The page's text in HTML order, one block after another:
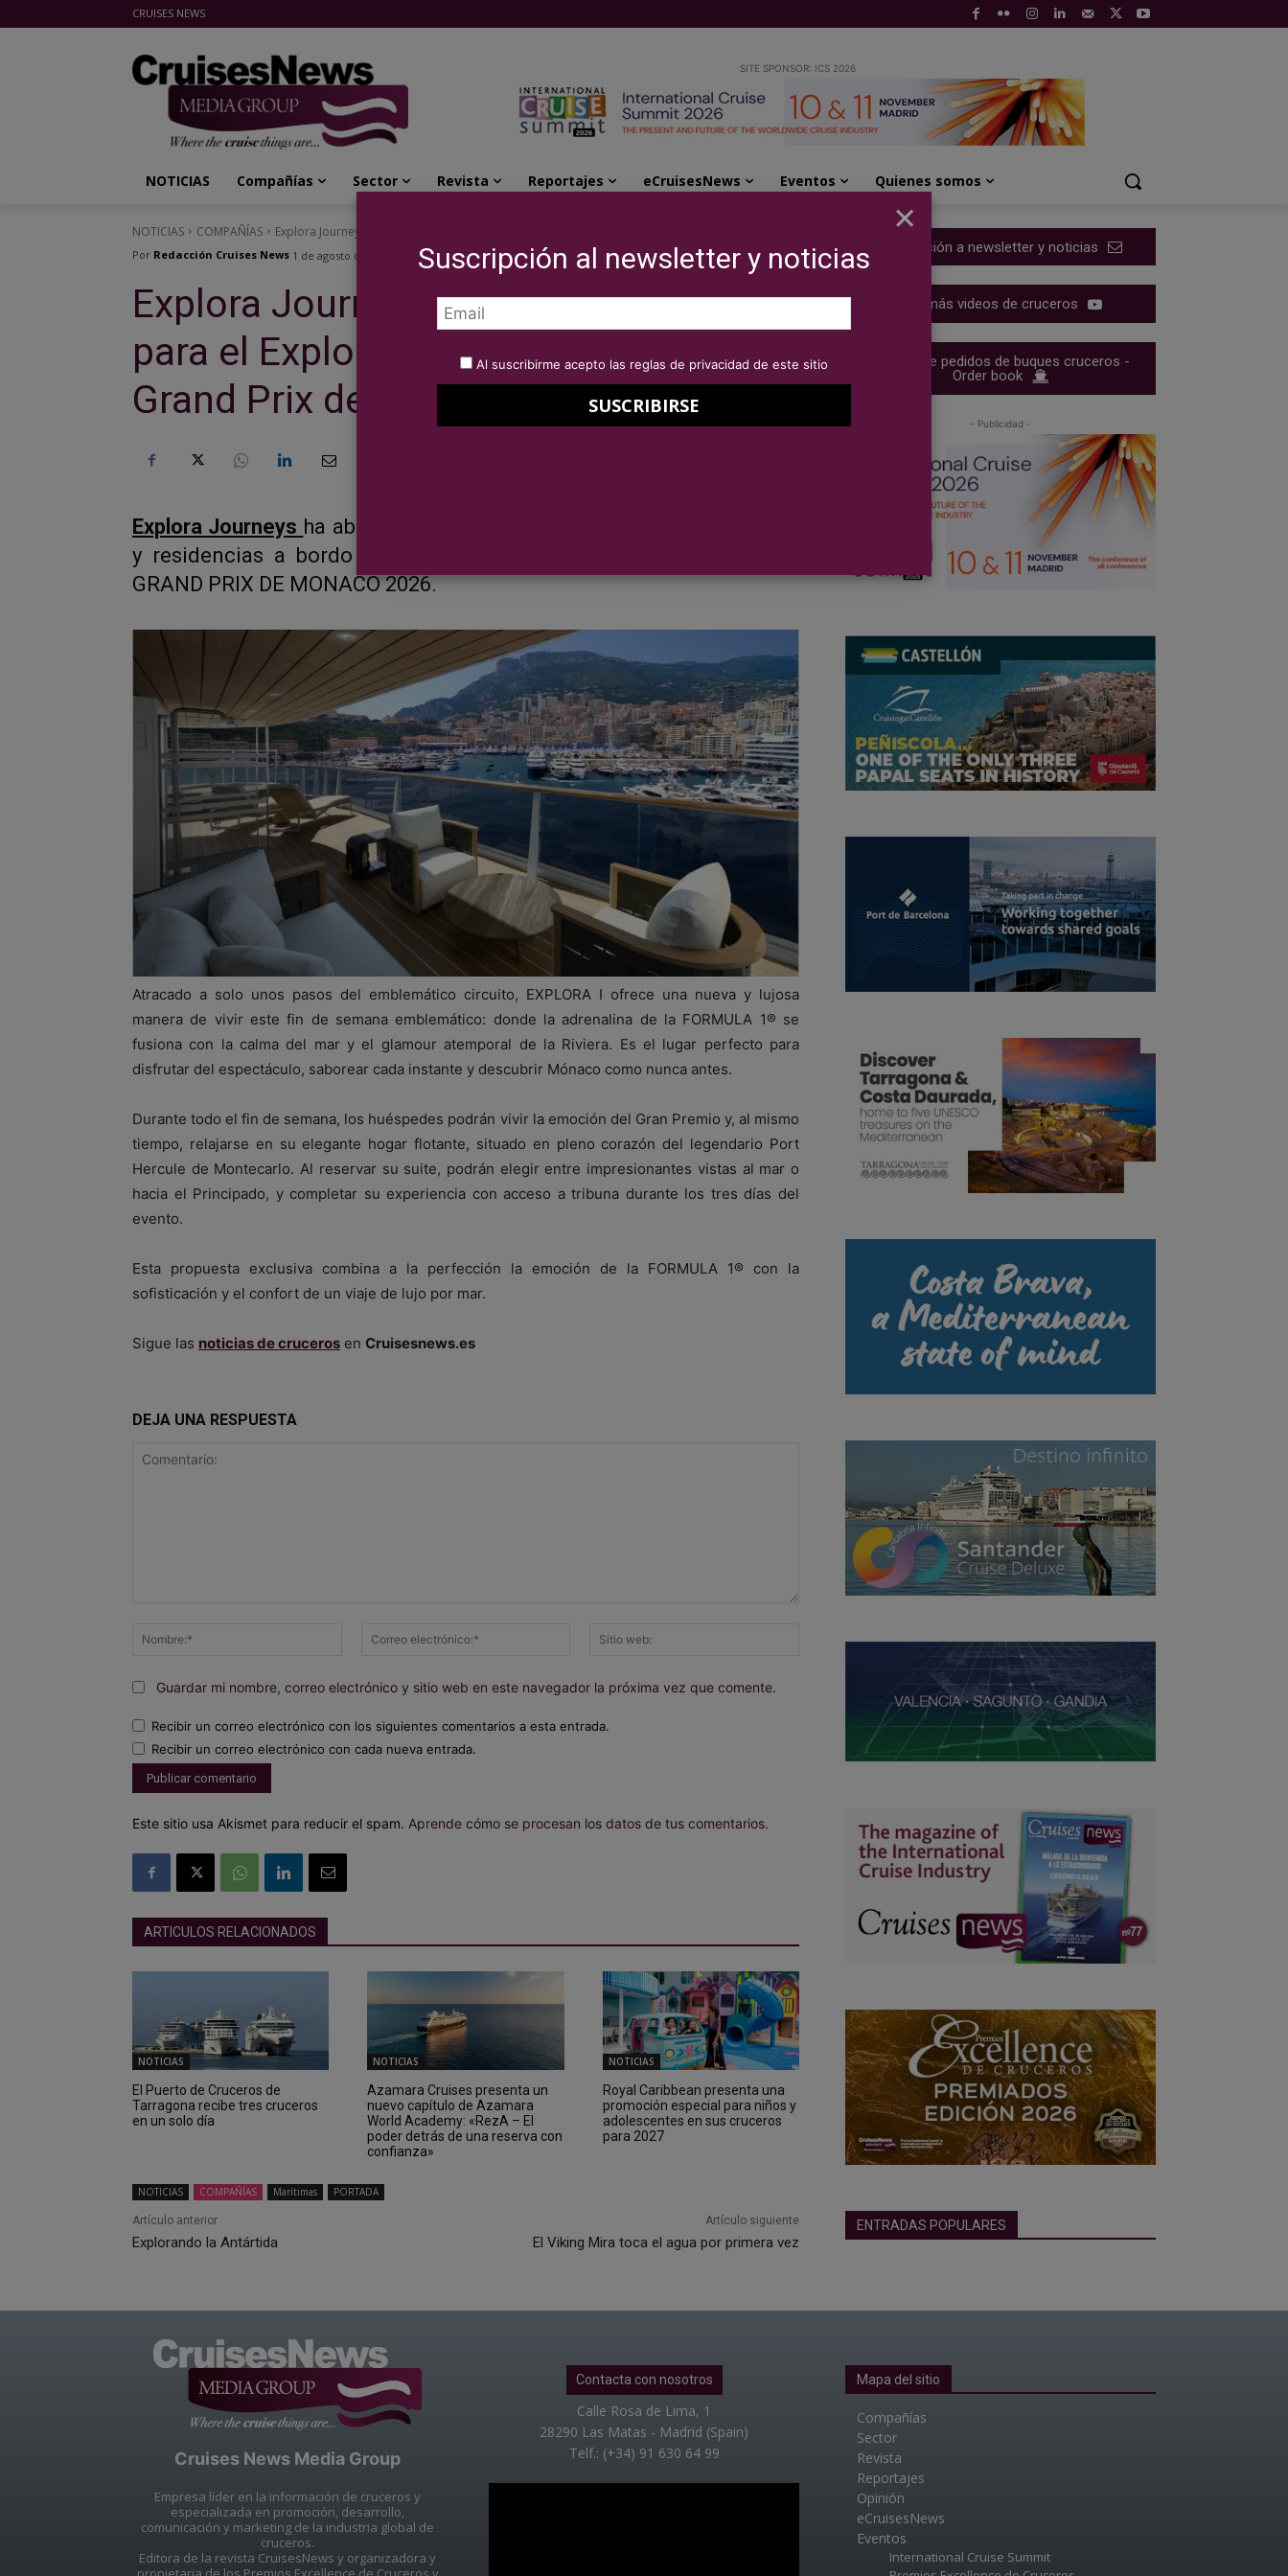
CRUISES NEWS
SITE SPONSOR: ICS 2026
NOTICIAS Compañías Sector Revista Reportajes eCruisesNews Eventos Quienes somos
NOTICIAS COMPAÑÍAS Explora Journeys abre las reservas para el Explora I durante el Formula 1...
Por Redacción Cruises News 1 de agosto de 2025
Explora Journeys abre las reservas
para el Explora I durante el Formula 1
Grand Prix de Monaco 2026
Explora Journeys ha abierto oficialmente las reservas para sus suites
y residencias a bordo de
GRAND PRIX DE MONACO 2026.
Atracado a solo unos pasos del emblemático circuito, EXPLORA I ofrece una nueva y lujosa
manera de vivir este fin de semana emblemático: donde la adrenalina de la FORMULA 1® se
fusiona con la calma del mar y el glamour atemporal de la Riviera. Es el lugar perfecto para
disfrutar del espectáculo, saborear cada instante y descubrir Mónaco como nunca antes.
Durante todo el fin de semana, los huéspedes podrán vivir la emoción del Gran Premio y, al mismo
tiempo, relajarse en su elegante hogar flotante, situado en pleno corazón del legendario Port
Hercule de Montecarlo. Al reservar su suite, podrán elegir entre impresionantes vistas al mar o
hacia el Principado, y completar su experiencia con acceso a tribuna durante los tres días del
evento.
Esta propuesta exclusiva combina a la perfección la emoción de la FORMULA 1® con la
sofisticación y el confort de un viaje de lujo por mar.
Sigue las noticias de cruceros en Cruisesnews.es
DEJA UNA RESPUESTA
Nombre:*
Correo
Guardar mi nombre, correo electrónico y sitio web en este navegador la próxima vez que comente.
Recibir un correo electrónico con los siguientes comentarios a esta entrada.
Recibir un correo electrónico con cada nueva entrada.
Este sitio usa Akismet para reducir el spam. Aprende cómo se procesan los datos de tus comentarios.
ARTICULOS RELACIONADOS
NOTICIAS
El Puerto de Cruceros de
Tarragona recibe tres cruceros
en un solo día
NOTICIAS
Azamara Cruises presenta un
nuevo capítulo de Azamara
World Academy: «RezA – El
poder detrás de una reserva con
confianza»
NOTICIAS
Royal Caribbean presenta una
promoción especial para niños y
adolescentes en sus cruceros
para 2027
NOTICIAS COMPAÑÍAS Marítimas PORTADA
Artículo anterior
Explorando la Antártida
Artículo siguiente
El Viking Mira toca el agua por primera vez
Suscripción a newsletter y noticias
Ver más videos de cruceros
Cartera de pedidos de buques cruceros -
Order book
- Publicidad -
ENTRADAS POPULARES
Cruises News Media Group
Empresa líder en la información de cruceros y
especializada en promoción, desarrollo,
comunicación y marketing de la industria global de
cruceros.
Editora de la revista CruisesNews y organizadora y
Contacta con nosotros
Calle Rosa de Lima, 1
28290 Las Matas - Madrid (Spain)
Telf.: (+34) 91 630 64 99
Mapa del sitio
Compañías
Sector
Revista
Reportajes
Opinión
eCruisesNews
Eventos
International Cruise Summit
×
Suscripción al newsletter y noticias
Al suscribirme acepto las reglas de privacidad de este sitio